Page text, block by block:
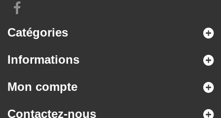
Catégories
Informations
Mon compte
Contactez-nous